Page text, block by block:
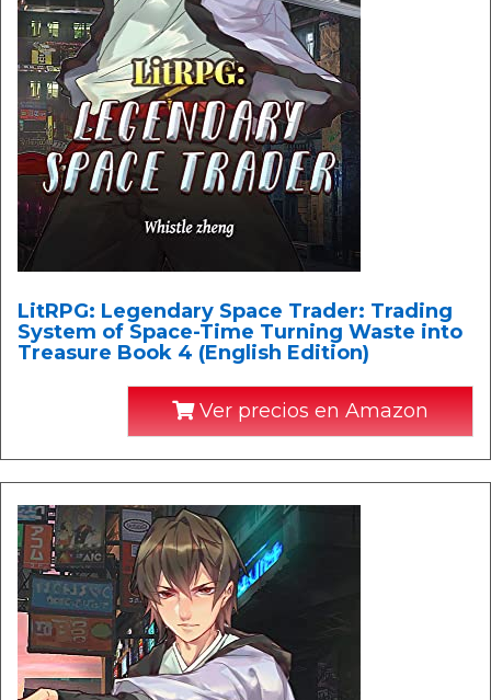
LitRPG: Legendary Space Trader: Trading
System of Space-Time Turning Waste into
Treasure Book 4 (English Edition)
Ver precios en Amazon